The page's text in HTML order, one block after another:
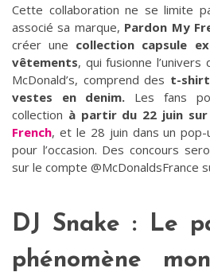
Cette collaboration ne se limite
associé sa marque, Pardon My
créer une collection capsule
vêtements, qui fusionne l’univers
McDonald’s, comprend des t-
vestes en denim. Les fans
collection à partir du 22 juin
French, et le 28 juin dans un
pour l’occasion. Des concours
sur le compte @McDonaldsFrance
DJ Snake : Le
phénomène